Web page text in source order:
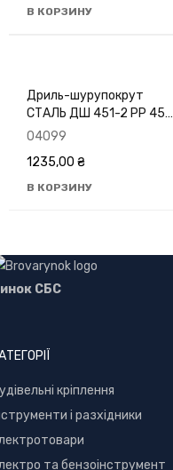
В КОРЗИНУ
Дриль-шурупокрут
СТАЛЬ ДШ 451-2 РР 450
Вт
04099
1235,00 ₴
В КОРЗИНУ
СБС
івельні кріплення
і разхідники
та бензоінструмент